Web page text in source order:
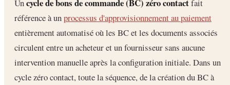
Uncycle de bons de commande (BC) zéro contactfait
référence à unprocessus d'approvisionnement au paiement
entièrement automatisé où les BC et les documents associés
circulent entre un acheteur et un fournisseur sans aucune
intervention manuelle après la configuration initiale. Dans un
cycle zéro contact, toute la séquence, de la création du BC à